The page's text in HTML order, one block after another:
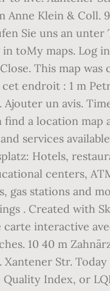
Anne Klein & Coll. 9
Sie uns an unter
in toMy maps. Log
This map was
cet endroit : 1 m
Ajouter un avis.
find a location map
services
Hotels,
centers,
gas stations and
. Created with
interactive
10 40 m
Str. Today
Index, or